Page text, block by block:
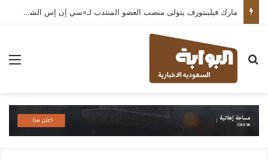
مارك فيلينتورف يتولى منصب العضو المنتدب لـ«سي إن إس الشرق الأوسط» ويشرف على شركات قطاع التكنولوجيا ضمن مجموعة غباش
بحث عن